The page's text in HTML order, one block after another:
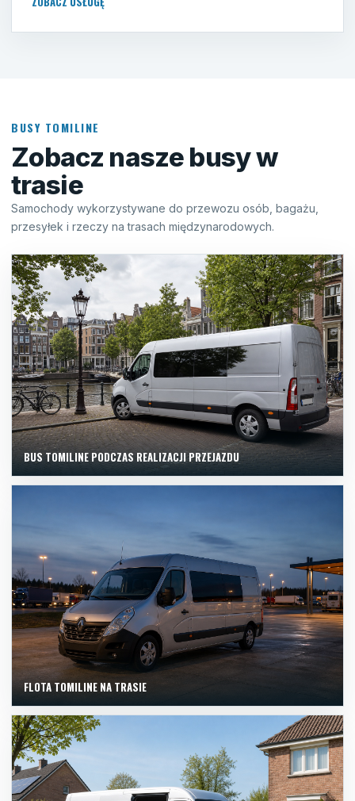
BUSY TOMILINE
Zobacz nasze busy w
trasie
Samochody wykorzystywane do przewozu osób, bagażu,
przesyłek i rzeczy na trasach międzynarodowych.
BUS TOMILINE PODCZAS REALIZACJI PRZEJAZDU
FLOTA TOMILINE NA TRASIE